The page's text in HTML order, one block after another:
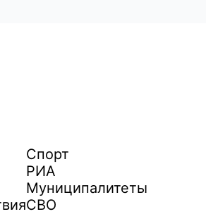
Спорт
РИА
Муниципалитеты
СВО